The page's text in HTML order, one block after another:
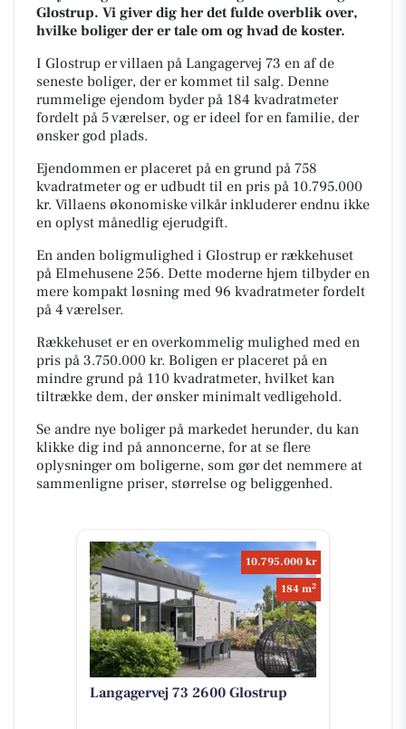
Glostrup. Vi giver dig her det fulde overblik over,
hvilke boliger der er tale om og hvad de koster.
I Glostrup er villaen på Langagervej 73 en af de
seneste boliger, der er kommet til salg. Denne
rummelige ejendom byder på 184 kvadratmeter
fordelt på 5 værelser, og er ideel for en familie, der
ønsker god plads.
Ejendommen er placeret på en grund på 758
kvadratmeter og er udbudt til en pris på 10.795.000
kr. Villaens økonomiske vilkår inkluderer endnu ikke
en oplyst månedlig ejerudgift.
En anden boligmulighed i Glostrup er rækkehuset
på Elmehusene 256. Dette moderne hjem tilbyder en
mere kompakt løsning med 96 kvadratmeter fordelt
på 4 værelser.
Rækkehuset er en overkommelig mulighed med en
pris på 3.750.000 kr. Boligen er placeret på en
mindre grund på 110 kvadratmeter, hvilket kan
tiltrække dem, der ønsker minimalt vedligehold.
Se andre nye boliger på markedet herunder, du kan
klikke dig ind på annoncerne, for at se flere
oplysninger om boligerne, som gør det nemmere at
sammenligne priser, størrelse og beliggenhed.
10.795.000 kr
184 m2
Langagervej 73 2600 Glostrup